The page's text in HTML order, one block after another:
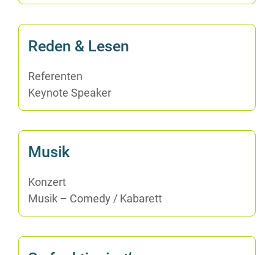
Re­den & Lesen
Re­fe­ren­ten
Key­note Speaker
Mu­sik
Kon­zert
Mu­sik – Co­me­dy /​ Ka­ba­rett